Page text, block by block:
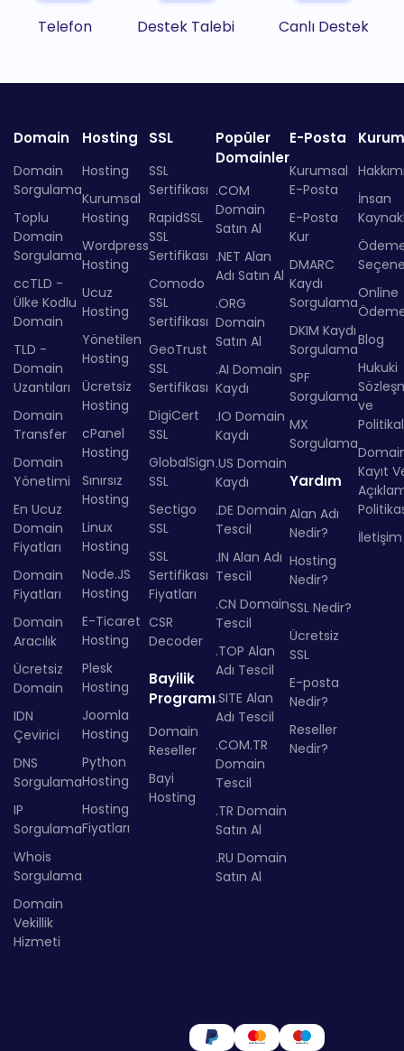
Telefon Destek Talebi Canlı Destek
Domain
Domain
Sorgulama
Toplu
Domain
Sorgulama
ccTLD -
Ülke Kodlu
Domain
TLD -
Domain
Uzantıları
Domain
Transfer
Domain
Yönetimi
En Ucuz
Domain
Fiyatları
Domain
Fiyatları
Domain
Aracılık
Ücretsiz
Domain
IDN
Çevirici
DNS
Sorgulama
IP
Sorgulama
Whois
Sorgulama
Domain
Vekillik
Hizmeti
Hosting
Hosting
Kurumsal
Hosting
Wordpress
Hosting
Ucuz
Hosting
Yönetilen
Hosting
Ücretsiz
Hosting
cPanel
Hosting
Sınırsız
Hosting
Linux
Hosting
Node.JS
Hosting
E-Ticaret
Hosting
Plesk
Hosting
Joomla
Hosting
Python
Hosting
Hosting
Fiyatları
SSL
SSL
Sertifikası
RapidSSL
SSL
Sertifikası
Comodo
SSL
Sertifikası
GeoTrust
SSL
Sertifikası
DigiCert
SSL
GlobalSign
SSL
Sectigo
SSL
SSL
Sertifikası
Fiyatları
CSR
Decoder
Bayilik
Programı
Domain
Reseller
Bayi
Hosting
Popüler
Domainler
.COM
Domain
Satın Al
.NET Alan
Adı Satın Al
.ORG
Domain
Satın Al
.AI Domain
Kaydı
.IO Domain
Kaydı
.US Domain
Kaydı
.DE Domain
Tescil
.IN Alan Adı
Tescil
.CN Domain
Tescil
.TOP Alan
Adı Tescil
.SITE Alan
Adı Tescil
.COM.TR
Domain
Tescil
.TR Domain
Satın Al
.RU Domain
Satın Al
E-Posta
Kurumsal
E-Posta
E-Posta
Kur
DMARC
Kaydı
Sorgulama
DKIM Kaydı
Sorgulama
SPF
Sorgulama
MX
Sorgulama
Yardım
Alan Adı
Nedir?
Hosting
Nedir?
SSL Nedir?
Ücretsiz
SSL
E-posta
Nedir?
Reseller
Nedir?
İnsan
Online
Blog
Hukuki
ve
Kayıt
İletişim